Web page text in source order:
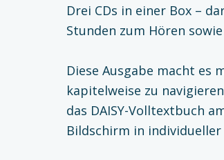
Drei CDs in einer Box –
Stunden zum Hören
Diese Ausgabe macht es
kapitelweise zu
das DAISY-Volltextbuch
Bildschirm in